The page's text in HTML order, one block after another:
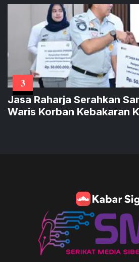
3
Jasa Raharja Serahkan
Waris Korban Kebakaran